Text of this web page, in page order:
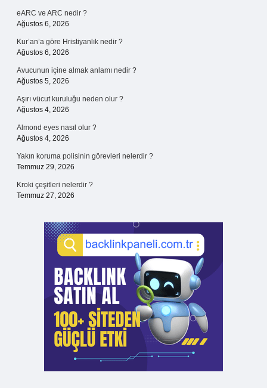
eARC ve ARC nedir ?
Ağustos 6, 2026
Kur’an’a göre Hristiyanlık nedir ?
Ağustos 6, 2026
Avucunun içine almak anlamı nedir ?
Ağustos 5, 2026
Aşırı vücut kuruluğu neden olur ?
Ağustos 4, 2026
Almond eyes nasıl olur ?
Ağustos 4, 2026
Yakın koruma polisinin görevleri nelerdir ?
Temmuz 29, 2026
Kroki çeşitleri nelerdir ?
Temmuz 27, 2026